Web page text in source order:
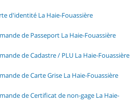
d'identité La Haie-Fouassière
de Passeport La Haie-Fouassière
de Cadastre / PLU La Haie-Fouassière
de Carte Grise La Haie-Fouassière
de Certificat de non-gage La Haie-